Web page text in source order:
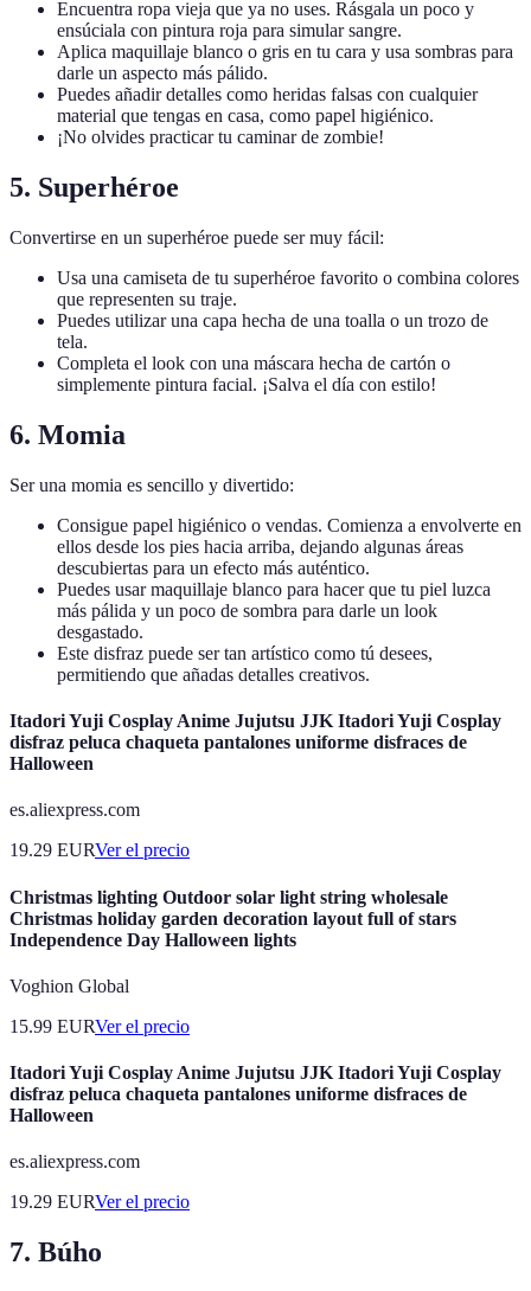
Encuentra ropa vieja que ya no uses. Rásgala un poco y
ensúciala con pintura roja para simular sangre.
Aplica maquillaje blanco o gris en tu cara y usa sombras para
darle un aspecto más pálido.
Puedes añadir detalles como heridas falsas con cualquier
material que tengas en casa, como papel higiénico.
¡No olvides practicar tu caminar de zombie!
5. Superhéroe
Convertirse en un superhéroe puede ser muy fácil:
Usa una camiseta de tu superhéroe favorito o combina colores
que representen su traje.
Puedes utilizar una capa hecha de una toalla o un trozo de
tela.
Completa el look con una máscara hecha de cartón o
simplemente pintura facial. ¡Salva el día con estilo!
6. Momia
Ser una momia es sencillo y divertido:
Consigue papel higiénico o vendas. Comienza a envolverte en
ellos desde los pies hacia arriba, dejando algunas áreas
descubiertas para un efecto más auténtico.
Puedes usar maquillaje blanco para hacer que tu piel luzca
más pálida y un poco de sombra para darle un look
desgastado.
Este disfraz puede ser tan artístico como tú desees,
permitiendo que añadas detalles creativos.
Itadori Yuji Cosplay Anime Jujutsu JJK Itadori Yuji Cosplay
disfraz peluca chaqueta pantalones uniforme disfraces de
Halloween
es.aliexpress.com
19.29 EURVer el precio
Christmas lighting Outdoor solar light string wholesale
Christmas holiday garden decoration layout full of stars
Independence Day Halloween lights
Voghion Global
15.99 EURVer el precio
Itadori Yuji Cosplay Anime Jujutsu JJK Itadori Yuji Cosplay
disfraz peluca chaqueta pantalones uniforme disfraces de
Halloween
es.aliexpress.com
19.29 EURVer el precio
7. Búho